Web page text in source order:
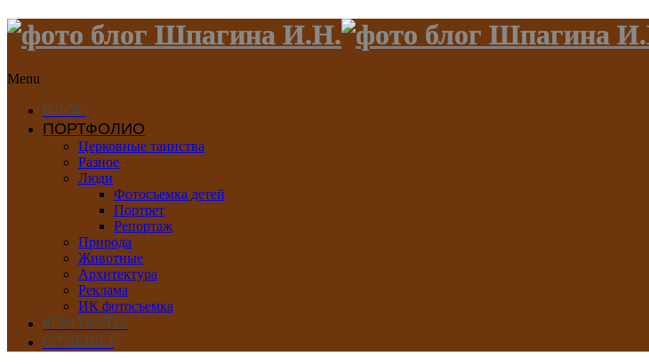
Menu
БЛОГ
ПОРТФОЛИО
Церковные таинства
Разное
Люди
Фотосъемка детей
Портрет
Репортаж
Природа
Животные
Архитектура
Реклама
ИК фотосъемка
КОНТАКТЫ
ОТЗЫВЫ